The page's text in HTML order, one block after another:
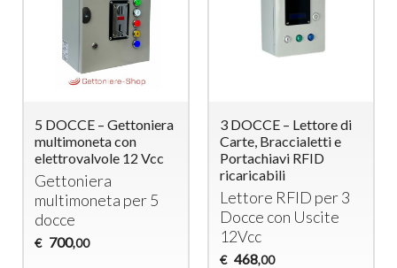
5 DOCCE – Gettoniera
multimoneta con
elettrovalvole 12 Vcc
Gettoniera
multimoneta per 5
docce
€ 700,00
3 DOCCE – Lettore di
Carte, Braccialetti e
Portachiavi RFID
ricaricabili
Lettore RFID per 3
Docce con Uscite
12Vcc
€ 468,00